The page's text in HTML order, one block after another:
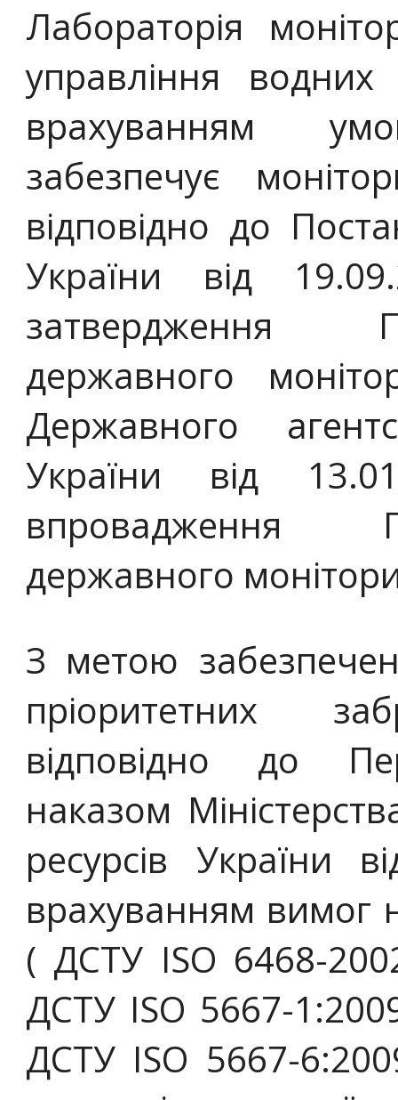
Лабораторія
управління
врахуванням
забезпечує
відповідно до
України від
затвердження
державного
Державного
України від
впровадження
державного
З метою
пріоритетних
відповідно до
наказом
ресурсів
врахуванням вимог
( ДСТУ ISO 6468-
ДСТУ ISO 5667-
ДСТУ ISO 5667-